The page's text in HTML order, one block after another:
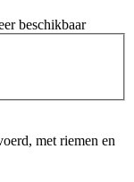
beschikbaar
met riemen en